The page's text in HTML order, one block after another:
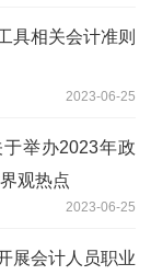
具相关会计准则
2023-06-25
举办2023年政
观热点
2023-06-25
展会计人员职业